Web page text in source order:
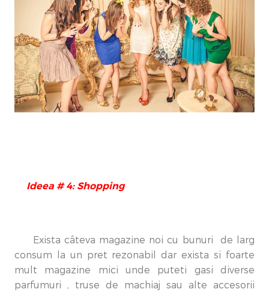
Ideea # 4: Shopping
Exista câteva magazine noi cu bunuri de larg
consum la un pret rezonabil dar exista si foarte
mult magazine mici unde puteti gasi diverse
parfumuri , truse de machiaj sau alte accesorii